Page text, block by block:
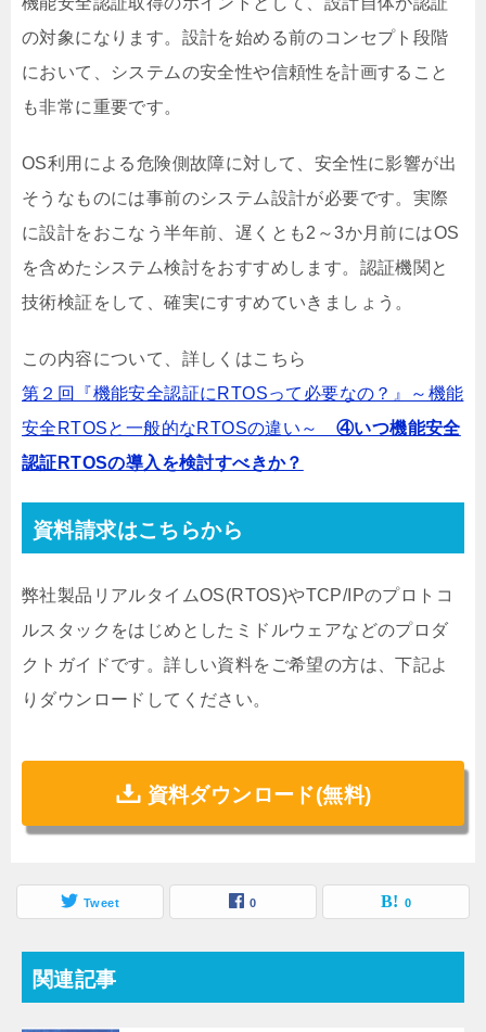
の対象になります。設計を始める前のコンセプト段階
において、システムの安全性や信頼性を計画すること
も非常に重要です。
OS利用による危険側故障に対して、安全性に影響が出
そうなものには事前のシステム設計が必要です。実際
に設計をおこなう半年前、遅くとも2～3か月前にはOS
を含めたシステム検討をおすすめします。認証機関と
技術検証をして、確実にすすめていきましょう。
この内容について、詳しくはこちら
第２回『機能安全認証にRTOSって必要なの？』～機能
安全RTOSと一般的なRTOSの違い～ ④いつ機能安全
認証RTOSの導入を検討すべきか？
資料請求はこちらから
弊社製品リアルタイムOS(RTOS)やTCP/IPのプロトコ
ルスタックをはじめとしたミドルウェアなどのプロダ
クトガイドです。詳しい資料をご希望の方は、下記よ
りダウンロードしてください。
資料ダウンロード(無料)
Tweet 0 0
関連記事